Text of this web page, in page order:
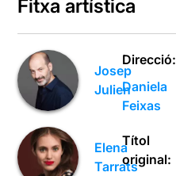
Fitxa artística
Josep
Julien
Elena
Tarrats
Direcció:
Daniela
Feixas
Títol
original: